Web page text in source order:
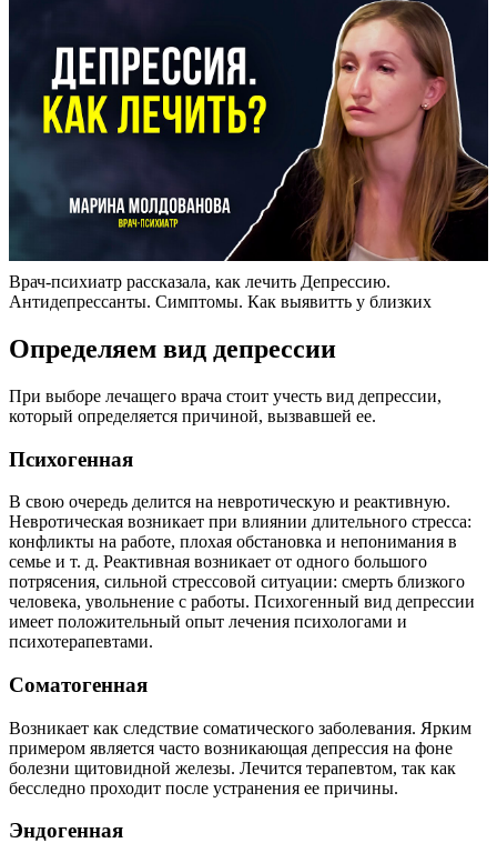
Врач-психиатр рассказала, как лечить Депрессию.
Антидепрессанты. Симптомы. Как выявитть у близких
Определяем вид депрессии
При выборе лечащего врача стоит учесть вид депрессии,
который определяется причиной, вызвавшей ее.
Психогенная
В свою очередь делится на невротическую и реактивную.
Невротическая возникает при влиянии длительного стресса:
конфликты на работе, плохая обстановка и непонимания в
семье и т. д. Реактивная возникает от одного большого
потрясения, сильной стрессовой ситуации: смерть близкого
человека, увольнение с работы. Психогенный вид депрессии
имеет положительный опыт лечения психологами и
психотерапевтами.
Соматогенная
Возникает как следствие соматического заболевания. Ярким
примером является часто возникающая депрессия на фоне
болезни щитовидной железы. Лечится терапевтом, так как
бесследно проходит после устранения ее причины.
Эндогенная